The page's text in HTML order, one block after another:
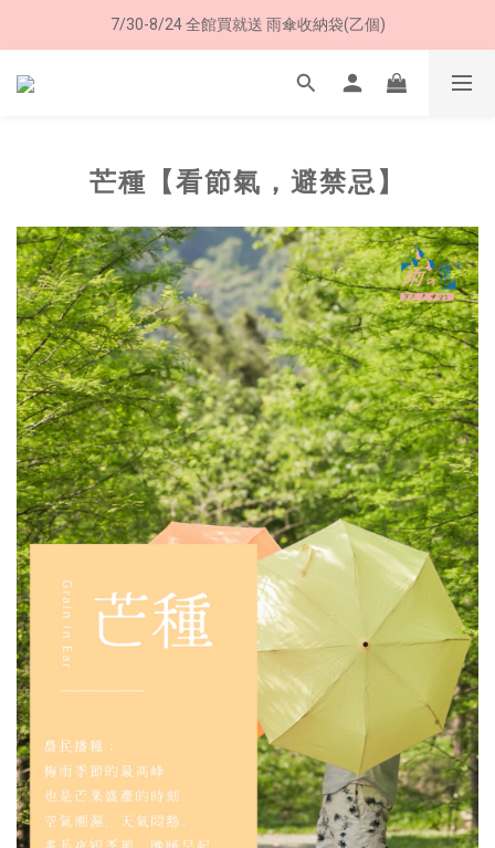
加入LINE好友➤領購物金50元 (現領現用)
7/30-8/24 全館買就送 雨傘收納袋(乙個)
加入LINE好友➤領購物金50元 (現領現用)
芒種【看節氣，避禁忌】